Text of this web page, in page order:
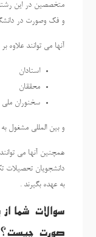
متخصصین در این
و فک وصورت در
آنها می توانند علاوه
استادان
محققان
سخنوران ملی
و بین المللی مشغول
همچنین آنها می
دانشجویان تحصیلات
به عهده بگیرند .
سوالات شما
صورت چیست؟